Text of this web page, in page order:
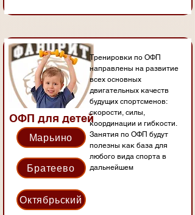
ОФП для детей
Марьино
Тренировки по ОФП
направлены на развитие
всех основных
двигательных качеств
будущих спортсменов:
скорости, силы,
координации и гибкости.
Занятия по ОФП будут
полезны как база для
любого вида спорта в
дальнейшем
Братеево
Октябрьский